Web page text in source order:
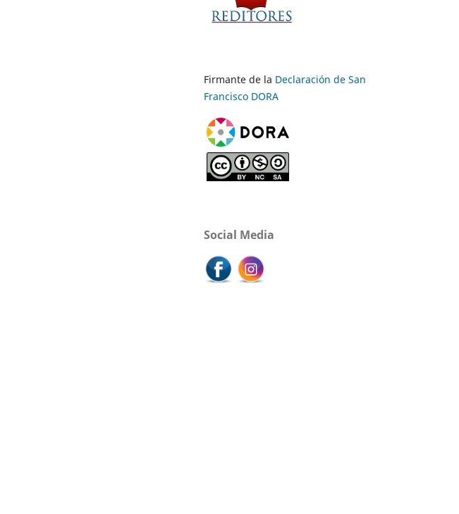
Firmante de la Declaración de San
Francisco DORA
Social Media